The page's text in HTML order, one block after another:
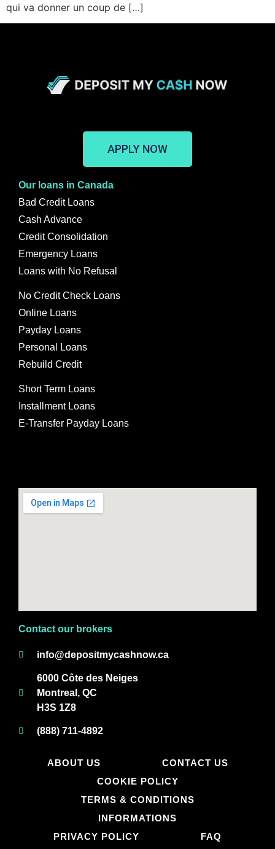
qui va donner un coup de […]
APPLY NOW
Our loans in Canada
Bad Credit Loans
Cash Advance
Credit Consolidation
Emergency Loans
Loans with No Refusal
No Credit Check Loans
Online Loans
Payday Loans
Personal Loans
Rebuild Credit
Short Term Loans
Installment Loans
E-Transfer Payday Loans
Contact our brokers
info@depositmycashnow.ca
6000 Côte des Neiges
Montreal, QC
H3S 1Z8
(888) 711-4892
ABOUT US
CONTACT US
COOKIE POLICY
TERMS & CONDITIONS
INFORMATIONS
PRIVACY POLICY
FAQ